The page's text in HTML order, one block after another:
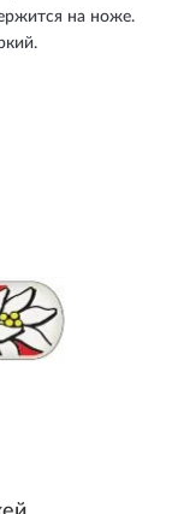
на ноже.